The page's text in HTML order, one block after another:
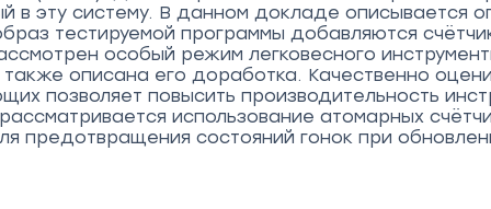
в эту систему. В данном докладе описывается
тестируемой программы добавляются
особый режим легковесного
описана его доработка. Качественно
позволяет повысить производительность
использование атомарных
предотвращения состояний гонок при